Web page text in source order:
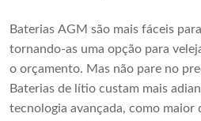
Baterias AGM são mais fáceis
tornando-as uma opção para
o orçamento. Mas não pare no
Baterias de lítio custam mais
tecnologia avançada, como maior